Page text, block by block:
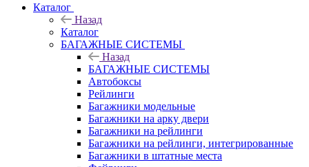
Каталог
Назад
Каталог
БАГАЖНЫЕ СИСТЕМЫ
Назад
БАГАЖНЫЕ СИСТЕМЫ
Автобоксы
Рейлинги
Багажники модельные
Багажники на арку двери
Багажники на рейлинги
Багажники на рейлинги, интегрированные
Багажники в штатные места